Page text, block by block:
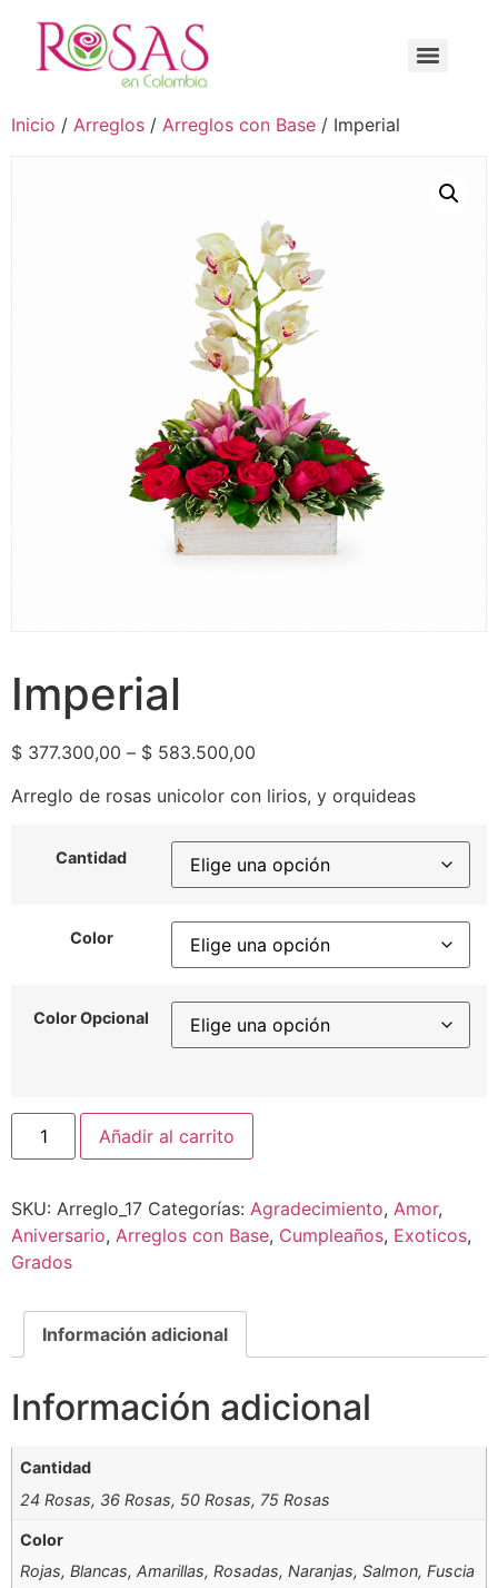
Inicio / Arreglos / Arreglos con Base / Imperial
Imperial
$ 377.300,00 – $ 583.500,00
Arreglo de rosas unicolor con lirios, y orquideas
Cantidad
Color
Color Opcional
Añadir al carrito
SKU: Arreglo_17 Categorías: Agradecimiento, Amor,
Aniversario, Arreglos con Base, Cumpleaños, Exoticos,
Grados
Información adicional
Información adicional
Cantidad
24 Rosas, 36 Rosas, 50 Rosas, 75 Rosas
Color
Rojas, Blancas, Amarillas, Rosadas, Naranjas, Salmon, Fuscia